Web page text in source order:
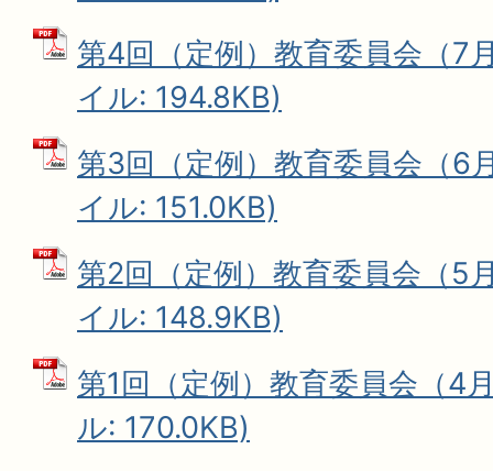
第4回（定例）教育委員会（7
イル: 194.8KB)
第3回（定例）教育委員会（6
イル: 151.0KB)
第2回（定例）教育委員会（5
イル: 148.9KB)
第1回（定例）教育委員会（4
ル: 170.0KB)